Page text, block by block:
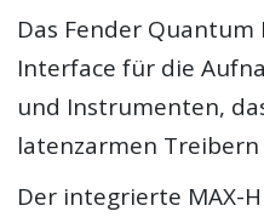
Das Fender Quantum
Interface für die
und Instrumenten,
latenzarmen
Der integrierte MAX-